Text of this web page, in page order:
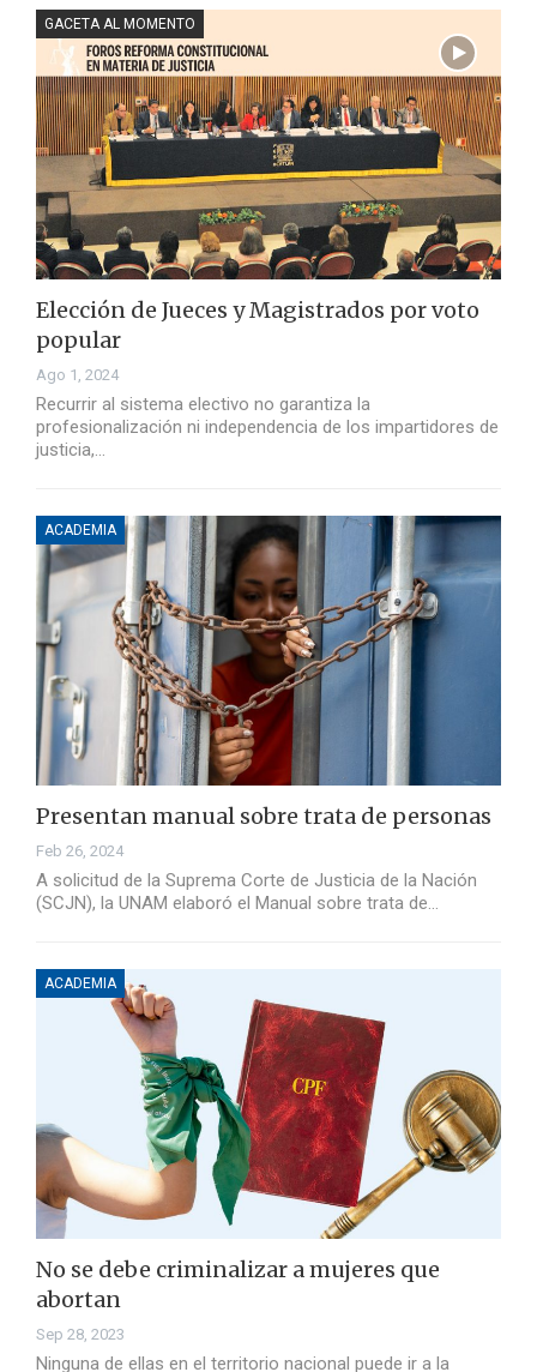
GACETA AL MOMENTO
Elección de Jueces y Magistrados por voto
popular
Ago 1, 2024
Recurrir al sistema electivo no garantiza la
profesionalización ni independencia de los impartidores de
justicia,…
ACADEMIA
Presentan manual sobre trata de personas
Feb 26, 2024
A solicitud de la Suprema Corte de Justicia de la Nación
(SCJN), la UNAM elaboró el Manual sobre trata de…
ACADEMIA
No se debe criminalizar a mujeres que
abortan
Sep 28, 2023
Ninguna de ellas en el territorio nacional puede ir a la